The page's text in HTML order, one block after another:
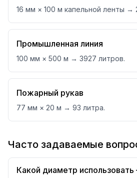
16 мм × 100 м капельной ленты →
Промышленная линия
100 мм × 500 м → 3927 литров.
Пожарный рукав
77 мм × 20 м → 93 литра.
Часто задаваемые
Какой диаметр